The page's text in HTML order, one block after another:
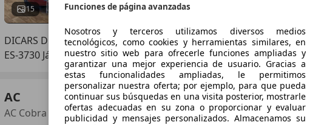
15 01/1965
DICARS DENIA
ES-3730 Jávea
AC
AC Cobra 427 Mk III Descapotable Manual de 2 Puer
Funciones de página avanzadas
Nosotros y terceros utilizamos diversos medios
tecnológicos, como cookies y herramientas similares, en
nuestro sitio web para ofrecerle funciones ampliadas y
garantizar una mejor experiencia de usuario. Gracias a
estas funcionalidades ampliadas, le permitimos
personalizar nuestra oferta; por ejemplo, para que pueda
continuar sus búsquedas en una visita posterior, mostrarle
ofertas adecuadas en su zona o proporcionar y evaluar
publicidad y mensajes personalizados. Almacenamos su